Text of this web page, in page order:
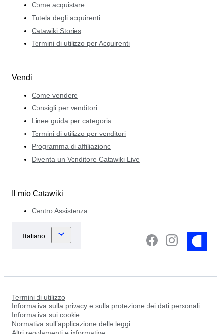
Come acquistare
Tutela degli acquirenti
Catawiki Stories
Termini di utilizzo per Acquirenti
Vendi
Come vendere
Consigli per venditori
Linee guida per categoria
Termini di utilizzo per venditori
Programma di affiliazione
Diventa un Venditore Catawiki Live
Il mio Catawiki
Centro Assistenza
Termini di utilizzo
Informativa sulla privacy e sulla protezione dei dati personali
Informativa sui cookie
Normativa sull’applicazione delle leggi